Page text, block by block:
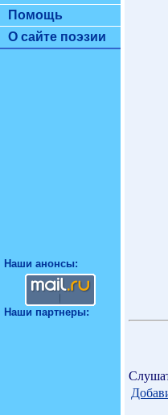
Помощь
О сайте поэзии
Наши анонсы:
Наши партнеры: